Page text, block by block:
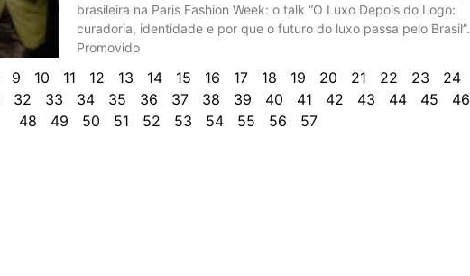
brasileira na Paris Fashion Week: o talk “O Luxo Depois do Logo:
curadoria, identidade e por que o futuro do luxo passa pelo Brasil”.
Promovido
9 10 11 12 13 14 15 16 17 18 19 20 21 22 23 24
32 33 34 35 36 37 38 39 40 41 42 43 44 45 46
48
49 50 51 52 53 54 55 56 57